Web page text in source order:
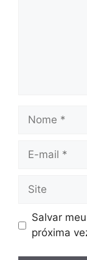
Nome
Site
Salvar
próxima